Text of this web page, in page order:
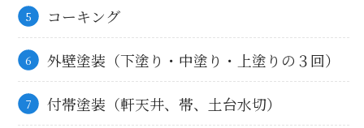
コーキング
外壁塗装（下塗り・中塗り・上塗りの３回）
付帯塗装（軒天井、帯、土台水切）